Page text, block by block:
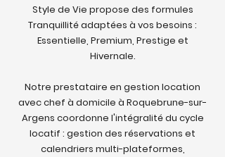
Style de Vie propose des formules
Tranquillité adaptées à vos besoins :
Essentielle, Premium, Prestige et
Hivernale.
Notre prestataire en gestion location
avec chef à domicile à Roquebrune-sur-
Argens coordonne l'intégralité du cycle
locatif : gestion des réservations et
calendriers multi-plateformes,